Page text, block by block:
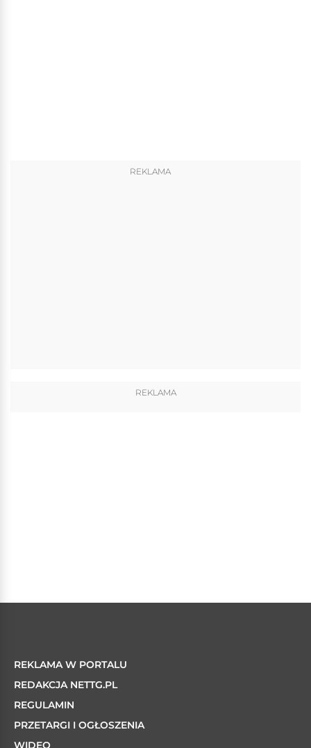
REKLAMA
REKLAMA
REKLAMA W PORTALU
REDAKCJA NETTG.PL
REGULAMIN
PRZETARGI I OGŁOSZENIA
WIDEO